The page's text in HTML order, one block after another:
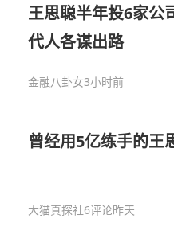
王思聪半年投6家公
代人各谋出路
金融八卦女3小时前
曾经用5亿练手的王
大猫真探社6评论昨天